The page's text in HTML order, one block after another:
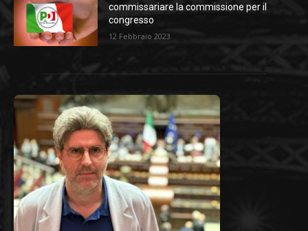
commissariare la commissione per il
congresso
12 Febbraio 2023